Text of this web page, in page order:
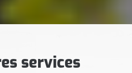
services